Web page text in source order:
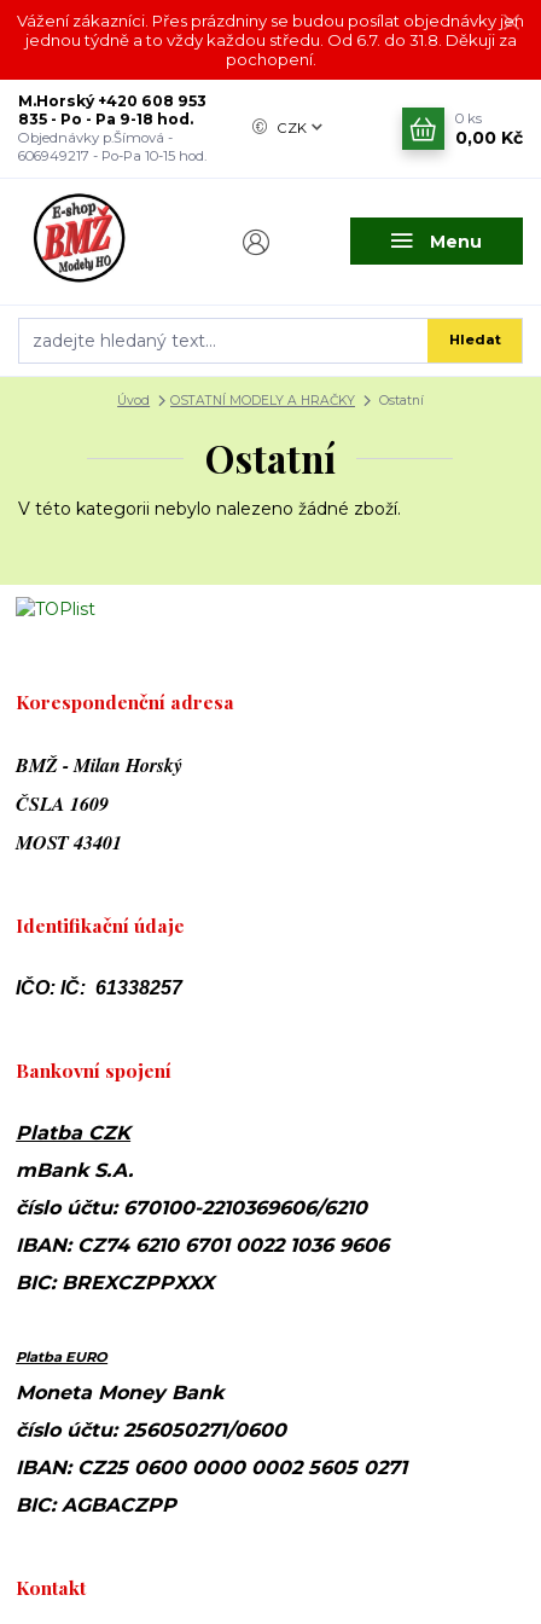
Vážení zákazníci. Přes prázdniny se budou posílat objednávky jen
jednou týdně a to vždy každou středu. Od 6.7. do 31.8. Děkuji za
pochopení.
Menu
CZK
Hledat
M.Horský +420 608 953
835 - Po - Pa 9-18 hod.
Objednávky p.Šímová -
606949217 - Po-Pa 10-15 hod.
0 ks
0,00 Kč
Úvod OSTATNÍ MODELY A HRAČKY Ostatní
Ostatní
V této kategorii nebylo nalezeno žádné zboží.
Korespondenční adresa
BMŽ - Milan Horský
ČSLA 1609
MOST 43401
Identifikační údaje
IČO: IČ: 61338257
Bankovní spojení
Platba CZK
mBank S.A.
číslo účtu: 670100-2210369606/6210
IBAN: CZ74 6210 6701 0022 1036 9606
BIC: BREXCZPPXXX
Platba EURO
Moneta Money Bank
číslo účtu: 256050271/0600
IBAN: CZ25 0600 0000 0002 5605 0271
BIC: AGBACZPP
Kontakt